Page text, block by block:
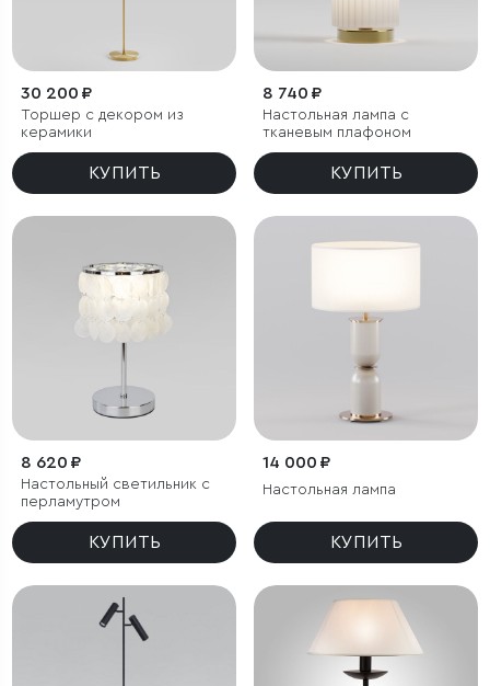
30 200 ₽
Торшер с декором из
керамики
КУПИТЬ
8 740 ₽
Настольная лампа с
тканевым плафоном
КУПИТЬ
8 620 ₽
Настольный светильник с
перламутром
КУПИТЬ
14 000 ₽
Настольная лампа
КУПИТЬ